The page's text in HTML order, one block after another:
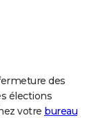
des
élections
votre bureau